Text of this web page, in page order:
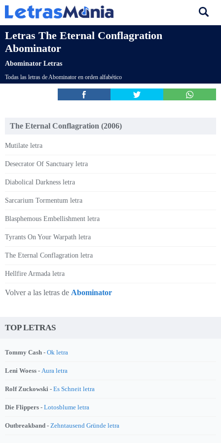
Letras The Eternal Conflagration
Abominator
Abominator Letras
Todas las letras de Abominator en orden alfabético
The Eternal Conflagration (2006)
Mutilate letra
Desecrator Of Sanctuary letra
Diabolical Darkness letra
Sarcarium Tormentum letra
Blasphemous Embellishment letra
Tyrants On Your Warpath letra
The Eternal Conflagration letra
Hellfire Armada letra
Volver a las letras de Abominator
TOP LETRAS
Tommy Cash - Ok letra
Leni Woess - Aura letra
Rolf Zuckowski - Es Schneit letra
Die Flippers - Lotosblume letra
Outbreakband - Zehntausend Gründe letra